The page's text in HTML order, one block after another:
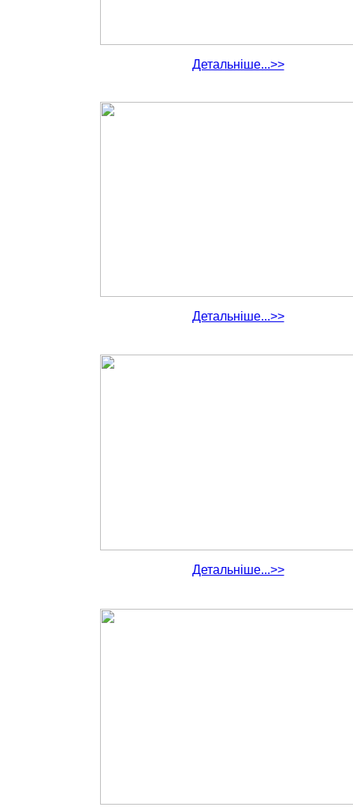
Детальніше...>>
Детальніше...>>
Детальніше...>>